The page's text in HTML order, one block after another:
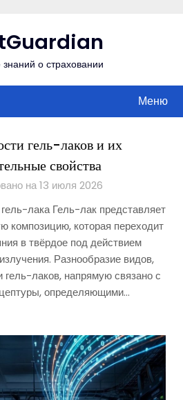
знаний о страховании
Меню
гель-лаков и их
свойства
на 13 июля 2026
лака Гель-лак представляет
композицию, которая переходит
в твёрдое под действием
Разнообразие видов,
гель-лаков, напрямую связано с
определяющими…